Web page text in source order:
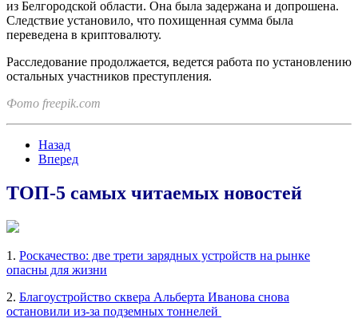
из Белгородской области. Она была задержана и допрошена.
Следствие установило, что похищенная сумма была
переведена в криптовалюту.
Расследование продолжается, ведется работа по установлению
остальных участников преступления.
Фото freepik.com
Назад
Вперед
ТОП-5 самых читаемых новостей
1. Роскачество: две трети зарядных устройств на рынке
опасны для жизни
2. Благоустройство сквера Альберта Иванова снова
остановили из-за подземных тоннелей